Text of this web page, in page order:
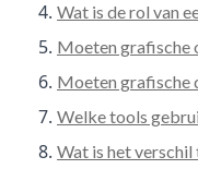
Wat is de rol van
Moeten grafische
Moeten grafische
Welke tools
Wat is het verschil